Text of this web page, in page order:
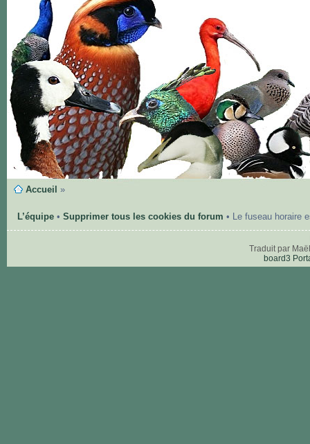
Accueil »
L’équipe• Supprimer tous les cookies du forum • Le fuseau horaire
Traduit par
board3